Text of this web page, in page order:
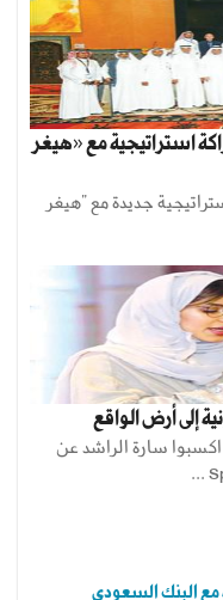
استراتيجية مع «هيغر
جديدة مع "هيغر
إلى أرض الواقع
سارة الراشد عن
مع البنك السعودي